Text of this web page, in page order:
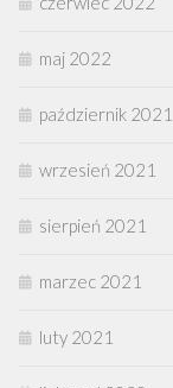
maj 2022
październik 2021
wrzesień 2021
sierpień 2021
marzec 2021
luty 2021